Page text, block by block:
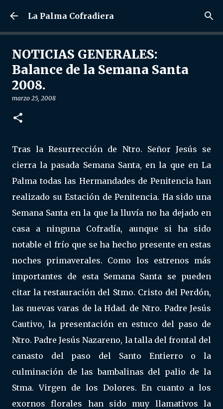
Ir al contenido principal
La Palma Cofradiera
NOTICIAS GENERALES:
Balance de la Semana Santa
2008.
marzo 25, 2008
Tras la Resurrección de Ntro. Señor Jesús se
cierra la pasada Semana Santa, en la que en La
Palma todas las Hermandades de Penitencia han
realizado su Estación de Penitencia. Ha sido una
Semana Santa en la que la lluvía no ha dejado en
casa a ninguna Cofradía, aunque si ha sido
notable el frío que se ha hecho presente en estas
noches primaverales. Como los estrenos más
importantes de esta Semana Santa se pueden
citar la restauración del Stmo. Cristo del Perdón,
las nuevas varas de la Hdad. de Ntro. Padre Jesús
Cautivo, la presentación en estuco del paso de
Ntro. Padre Jesús Nazareno, la talla del frontal del
canasto del paso del Santo Entierro o la
culminación de las bambalinas del palio de la
Stma. Virgen de los Dolores. En cuanto a los
exornos florales han sido muy llamativos la